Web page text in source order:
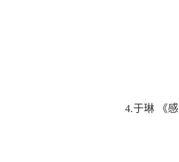
4.于琳 《